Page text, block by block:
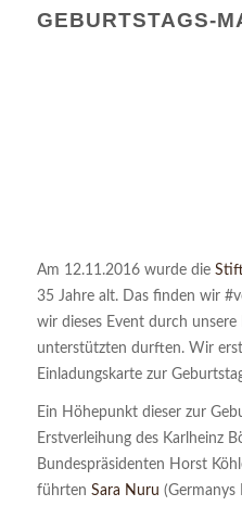
GEBURTSTAGS-
Am 12.11.2016 wurde die
35 Jahre alt. Das finden wir
wir dieses Event durch unsere
unterstützten durften. Wir
Einladungskarte zur
Ein Höhepunkt dieser zur
Erstverleihung des Karlheinz
Bundespräsidenten Horst
führten Sara Nuru (Germanys